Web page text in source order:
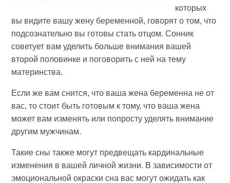
которых
вы видите вашу жену беременной, говорят о том, что
подсознательно вы готовы стать отцом. Сонник
советует вам уделить больше внимания вашей
второй половинке и поговорить с ней на тему
материнства.
Если же вам снится, что ваша жена беременна не от
вас, то стоит быть готовым к тому, что ваша жена
может вам изменять или попросту уделять внимание
другим мужчинам.
Такие сны также могут предвещать кардинальные
изменения в вашей личной жизни. В зависимости от
эмоциональной окраски сна вас могут ожидать как